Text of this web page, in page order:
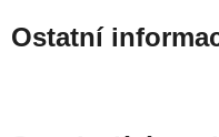
Ostatní